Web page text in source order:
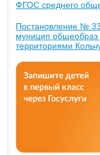
ФГОС среднего
Постановление №
муницип общеобраз
территориями